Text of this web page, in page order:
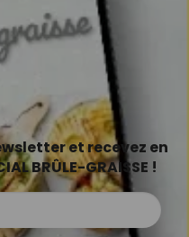
et recevez en
BRÛLE-GRAISSE !